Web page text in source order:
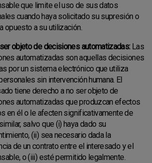
que limite el uso de sus datos
cuando haya solicitado su supresión o
opuesto a su utilización.
objeto de decisiones automatizadas:Las
automatizadas son aquellas decisiones
por un sistema electrónico que utiliza
sin intervención humana. El
tiene derecho a no ser objeto de
automatizadas que produzcan efectos
en él o le afecten significativamente de
salvo que (i) haya dado su
(ii) sea necesario dada la
de un contrato entre el interesado y el
o (iii) esté permitido legalmente.